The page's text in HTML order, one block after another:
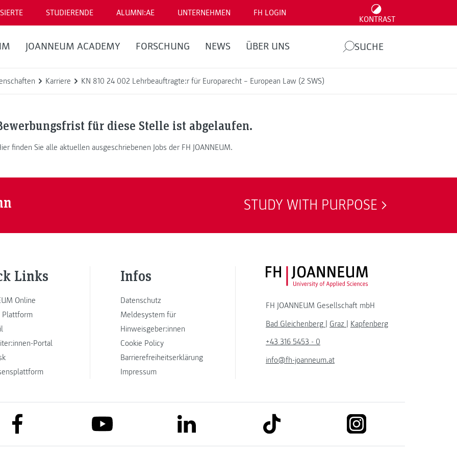
STUDIERENDE ALUMNI:AE UNTERNEHMEN FH LOGIN
KONTRAST
JOANNEUM ACADEMY FORSCHUNG NEWS ÜBER UNS SUCHE
Karriere KN 810 24 002 Lehrbeauftragte:r für Europarecht – European Law (2 SWS)
für diese Stelle ist abgelaufen.
finden Sie alle aktuellen ausgeschriebenen Jobs der FH JOANNEUM.
STUDY WITH PURPOSE
Links
Online
Portal
Infos
Datenschutz
Meldesystem für
Hinweisgeber:innen
Cookie Policy
Barrierefreiheitserklärung
Impressum
FH JOANNEUM Logo
FH JOANNEUM Gesellschaft mbH
Bad Gleichenberg | Graz | Kapfenberg
+43 316 5453 - 0
info@fh-joanneum.at
link to facebook link to youtube link to linkedin link to tiktok